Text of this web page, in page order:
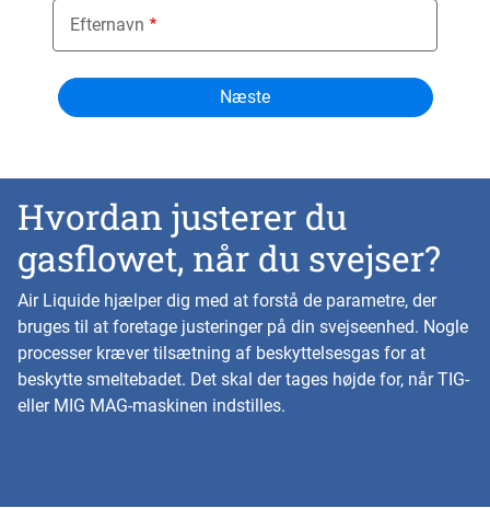
Hvordan justerer du
gasflowet, når du svejser?
Air Liquide hjælper dig med at forstå de parametre, der
bruges til at foretage justeringer på din svejseenhed. Nogle
processer kræver tilsætning af beskyttelsesgas for at
beskytte smeltebadet. Det skal der tages højde for, når TIG-
eller MIG MAG-maskinen indstilles.
Efternavn